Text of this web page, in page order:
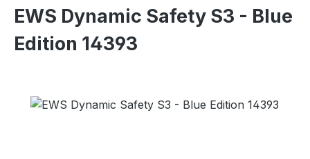
EWS Dynamic Safety S3 - Blue
Edition 14393